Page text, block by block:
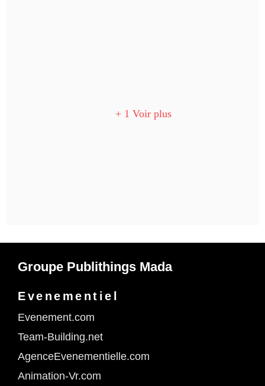
+ 1 Voir plus
Groupe Publithings Mada
Evenementiel
Evenement.com
Team-Building.net
AgenceEvenementielle.com
Animation-Vr.com